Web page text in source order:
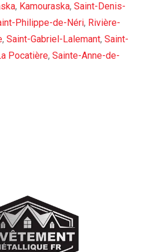
, Kamouraska, Saint-Denis-
Philippe-de-Néri, Rivière-
, Saint-Gabriel-Lalemant, Saint-
Pocatière, Sainte-Anne-de-